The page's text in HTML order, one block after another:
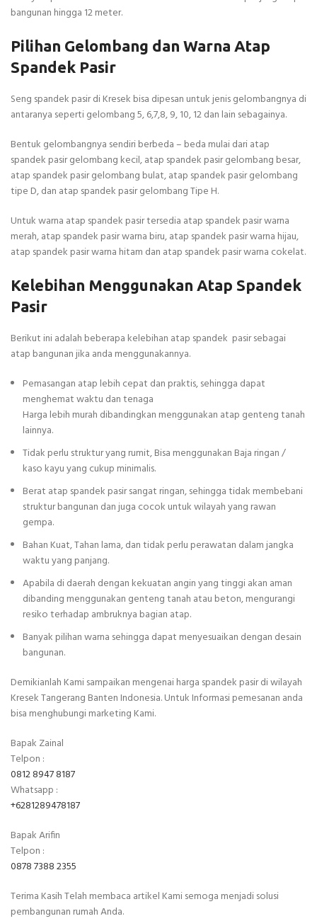
bangunan hingga 12 meter.
Pilihan Gelombang dan Warna Atap
Spandek Pasir
Seng spandek pasir di Kresek bisa dipesan untuk jenis gelombangnya di
antaranya seperti gelombang 5, 6,7,8, 9, 10, 12 dan lain sebagainya.
Bentuk gelombangnya sendiri berbeda – beda mulai dari atap
spandek pasir gelombang kecil, atap spandek pasir gelombang besar,
atap spandek pasir gelombang bulat, atap spandek pasir gelombang
tipe D, dan atap spandek pasir gelombang Tipe H.
Untuk warna atap spandek pasir tersedia atap spandek pasir warna
merah, atap spandek pasir warna biru, atap spandek pasir warna hijau,
atap spandek pasir warna hitam dan atap spandek pasir warna cokelat.
Kelebihan Menggunakan Atap Spandek
Pasir
Berikut ini adalah beberapa kelebihan atap spandek pasir sebagai
atap bangunan jika anda menggunakannya.
Pemasangan atap lebih cepat dan praktis, sehingga dapat
menghemat waktu dan tenaga
Harga lebih murah dibandingkan menggunakan atap genteng tanah
lainnya.
Tidak perlu struktur yang rumit, Bisa menggunakan Baja ringan /
kaso kayu yang cukup minimalis.
Berat atap spandek pasir sangat ringan, sehingga tidak membebani
struktur bangunan dan juga cocok untuk wilayah yang rawan
gempa.
Bahan Kuat, Tahan lama, dan tidak perlu perawatan dalam jangka
waktu yang panjang.
Apabila di daerah dengan kekuatan angin yang tinggi akan aman
dibanding menggunakan genteng tanah atau beton, mengurangi
resiko terhadap ambruknya bagian atap.
Banyak pilihan warna sehingga dapat menyesuaikan dengan desain
bangunan.
Demikianlah Kami sampaikan mengenai harga spandek pasir di wilayah
Kresek Tangerang Banten Indonesia. Untuk Informasi pemesanan anda
bisa menghubungi marketing Kami.
Bapak Zainal
Telpon :
0812 8947 8187
Whatsapp :
+6281289478187
Bapak Arifin
Telpon :
0878 7388 2355
Terima Kasih Telah membaca artikel Kami semoga menjadi solusi
pembangunan rumah Anda.